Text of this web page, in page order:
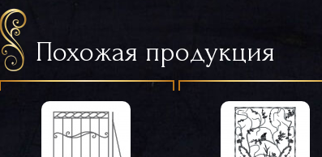
Похожая продукция